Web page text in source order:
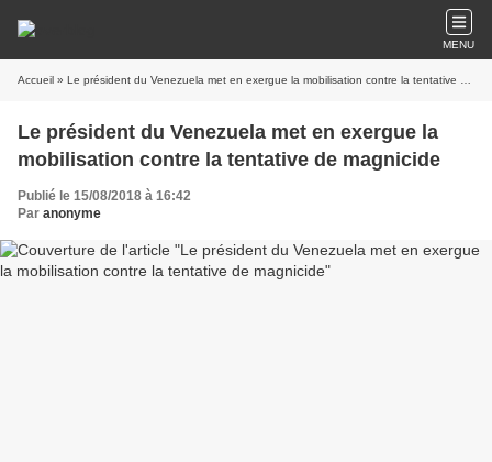
MENU
Accueil » Le président du Venezuela met en exergue la mobilisation contre la tentative de magnicide
Le président du Venezuela met en exergue la
mobilisation contre la tentative de magnicide
Publié le 15/08/2018 à 16:42
Par anonyme